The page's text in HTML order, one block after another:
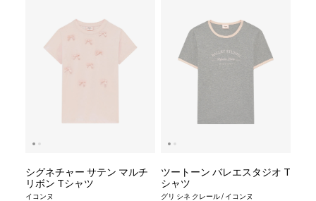
シグネチャー サテン マルチ
リボン Tシャツ
イコンヌ
ツートーン バレエスタジオ T
シャツ
グリ シネ クレール / イコンヌ